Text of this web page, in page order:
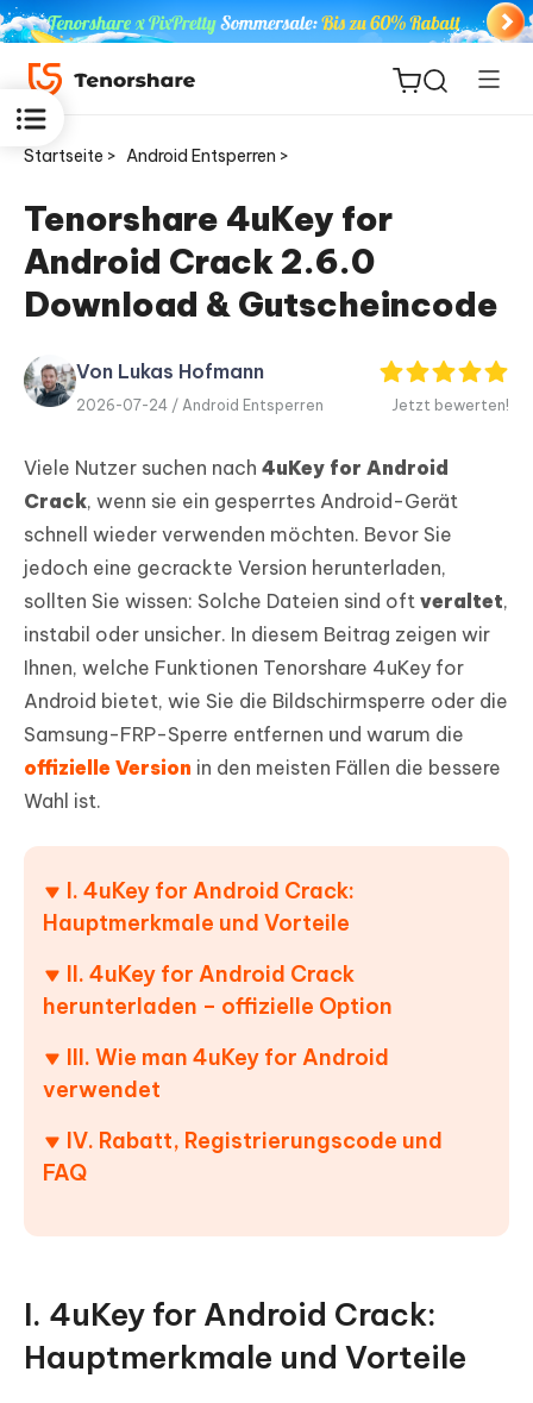
ReiBoot
for iOS
PDF
Editor
Neu
iAnyGo
Startseite > Android Entsperren >
Tenorshare 4uKey for
Android Crack 2.6.0
Download & Gutscheincode
Von Lukas Hofmann
2026-07-24 / Android Entsperren Jetzt bewerten!
Viele Nutzer suchen nach 4uKey for Android
Crack, wenn sie ein gesperrtes Android-Gerät
schnell wieder verwenden möchten. Bevor Sie
jedoch eine gecrackte Version herunterladen,
sollten Sie wissen: Solche Dateien sind oft veraltet,
instabil oder unsicher. In diesem Beitrag zeigen wir
Ihnen, welche Funktionen Tenorshare 4uKey for
Android bietet, wie Sie die Bildschirmsperre oder die
Samsung-FRP-Sperre entfernen und warum die
offizielle Version in den meisten Fällen die bessere
Wahl ist.
I. 4uKey for Android Crack:
Hauptmerkmale und Vorteile
II. 4uKey for Android Crack
herunterladen – offizielle Option
III. Wie man 4uKey for Android
verwendet
IV. Rabatt, Registrierungscode und
FAQ
I. 4uKey for Android Crack:
Hauptmerkmale und Vorteile